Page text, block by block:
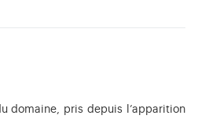
domaine, pris depuis l’apparition